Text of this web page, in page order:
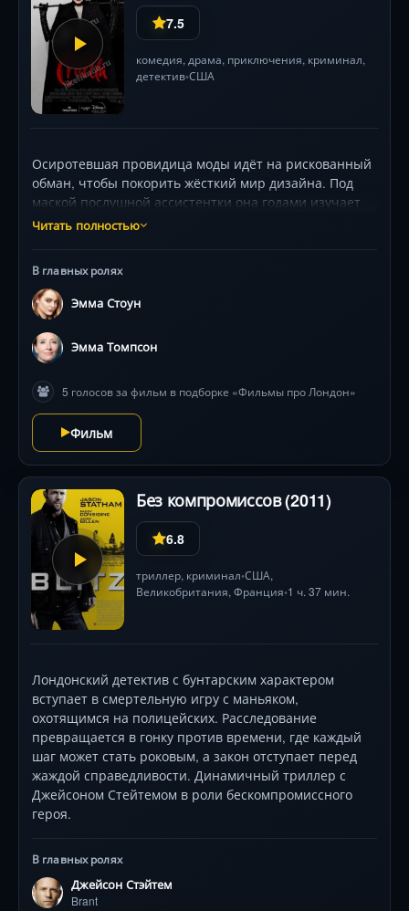
7.5
комедия, драма, приключения, криминал,
детектив•США
Осиротевшая провидица моды идёт на рискованный
обман, чтобы покорить жёсткий мир дизайна. Под
маской послушной ассистентки она годами изучает
врага — холодную баронессу фон Хеллман. Но одна
платье из газет и пламени. Сорвав показ конкурентки
парашютным шлейфом и ограблением под The Rolling
Stones, героиня запускает опасную игру. Эмма Стоун
и Эмма Томпсон ведут изысканную дуэль на
шпильках, где костюмы становятся оружием, а
декаданса, панк-рока и визуальных кунштюков .
Читать полностью
В главных ролях
Эмма Стоун
Эмма Томпсон
5 голосов за фильм в подборке «Фильмы про Лондон»
Фильм
Без компромиссов (2011)
6.8
триллер, криминал•США,
Великобритания, Франция•1 ч. 37 мин.
Лондонский детектив с бунтарским характером
вступает в смертельную игру с маньяком,
охотящимся на полицейских. Расследование
превращается в гонку против времени, где каждый
шаг может стать роковым, а закон отступает перед
жаждой справедливости. Динамичный триллер с
Джейсоном Стейтемом в роли бескомпромиссного
героя.
В главных ролях
Джейсон Стэйтем
Brant